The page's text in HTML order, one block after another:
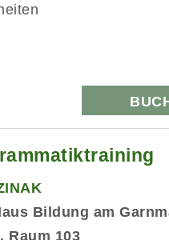
Bildung am
Raum 103